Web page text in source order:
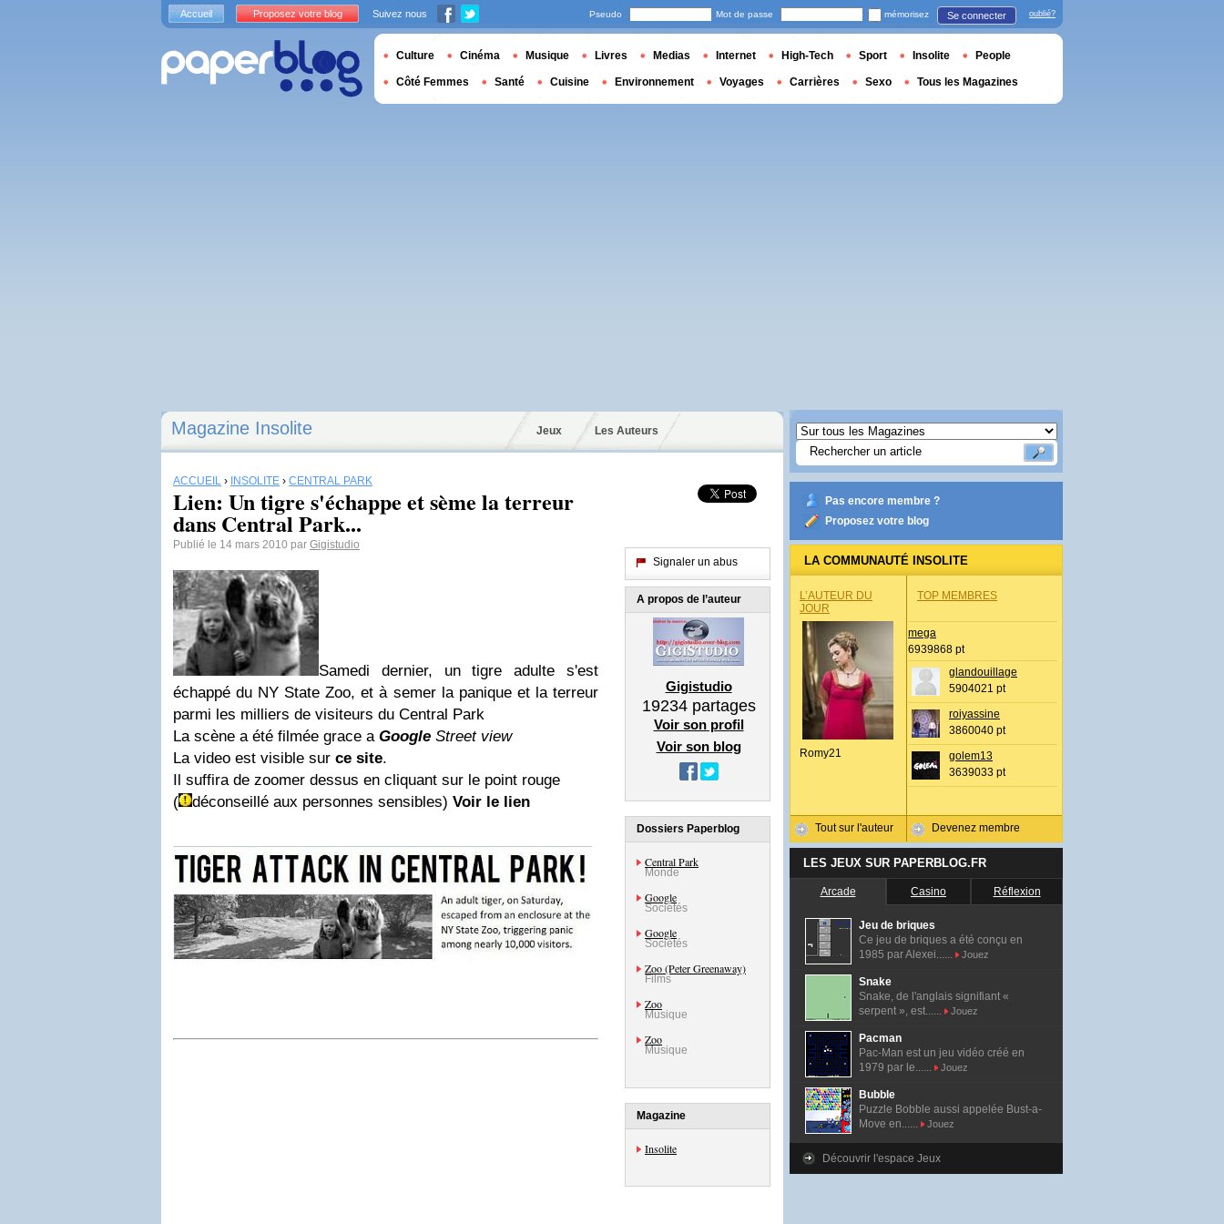
Magazine Insolite Jeux Les Auteurs
ACCUEIL › INSOLITE › CENTRAL PARK
Lien: Un tigre s'échappe et sème la terreur
dans Central Park...
Publié le 14 mars 2010 par Gigistudio
Samedi dernier, un tigre adulte s'est
échappé du NY State Zoo, et à semer la panique et la terreur
parmi les milliers de visiteurs du Central Park
La scène a été filmée grace a Google Street view
La video est visible sur ce site.
Il suffira de zoomer dessus en cliquant sur le point rouge
(
déconseillé aux personnes sensibles) Voir le lien
Signaler un abus
A propos de l’auteur
Gigistudio
19234partages
Voir son profil
Voir son blog
Dossiers Paperblog
Central Park
Monde
Google
Sociétés
Google
Sociétés
Zoo (Peter Greenaway)
Films
Zoo
Musique
Zoo
Musique
Magazine
Insolite
Pas encore membre ?
Proposez votre blog
LA COMMUNAUTÉ INSOLITE
L’AUTEUR DU
JOUR
Romy21
Tout sur l'auteur
TOP MEMBRES
mega
6939868 pt
glandouillage
5904021 pt
roiyassine
3860040 pt
golem13
3639033 pt
Devenez membre
LES JEUX SUR PAPERBLOG.FR
Arcade Casino Réflexion
Jeu de briques
Ce jeu de briques a été conçu en
1985 par Alexei......
Jouez
Snake
Snake, de l'anglais signifiant «
serpent », est......
Jouez
Pacman
Pac-Man est un jeu vidéo créé en
1979 par le......
Jouez
Bubble
Puzzle Bobble aussi appelée Bust-a-
Move en......
Jouez
Découvrir l'espace Jeux
Accueil Proposez votre blog Suivez nous Pseudo Mot de passe mémorisez Se connecter oublié?
Culture Cinéma Musique Livres Medias Internet High-Tech Sport Insolite People
Côté Femmes Santé Cuisine Environnement Voyages Carrières Sexo Tous les Magazines